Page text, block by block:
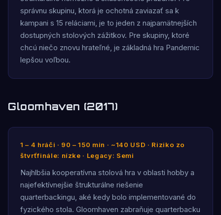
správnu skupinu, ktorá je ochotná zaviazať sa k
kampani s 15 reláciami, je to jeden z najpamätnejších
dostupných stolových zážitkov. Pre skupiny, ktoré
chcú niečo znovu hrateľné, je základná hra Pandemic
lepšou voľbou.
Gloomhaven (2017)
1 – 4 hráči · 90 – 150 min · ~140 USD · Riziko zo
štvrťfinále: nízke · Legacy: Semi
Najhlbšia kooperatívna stolová hra v oblasti hobby a
najefektívnejšie štrukturálne riešenie
quarterbackingu, aké kedy bolo implementované do
fyzického stola. Gloomhaven zabraňuje quarterbacku